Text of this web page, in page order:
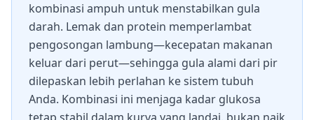
kombinasi ampuh untuk menstabilkan gula
darah. Lemak dan protein memperlambat
pengosongan lambung—kecepatan makanan
keluar dari perut—sehingga gula alami dari pir
dilepaskan lebih perlahan ke sistem tubuh
Anda. Kombinasi ini menjaga kadar glukosa